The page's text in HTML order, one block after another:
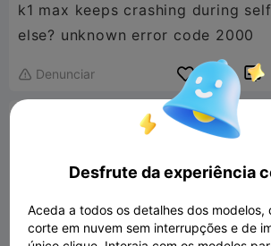
k1 max keeps crashing during
else? unknown error code 2000
 Denunciar 2 
Desfrute da experiência
Aceda a todos os detalhes dos modelos,
corte em nuvem sem interrupções e de